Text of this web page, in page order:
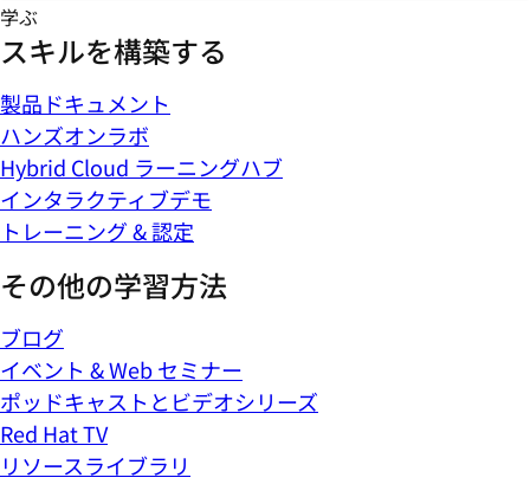
学ぶ
スキルを構築する
製品ドキュメント
ハンズオンラボ
Hybrid Cloud ラーニングハブ
インタラクティブデモ
トレーニング & 認定
その他の学習方法
ブログ
イベント & Web セミナー
ポッドキャストとビデオシリーズ
Red Hat TV
リソースライブラリ